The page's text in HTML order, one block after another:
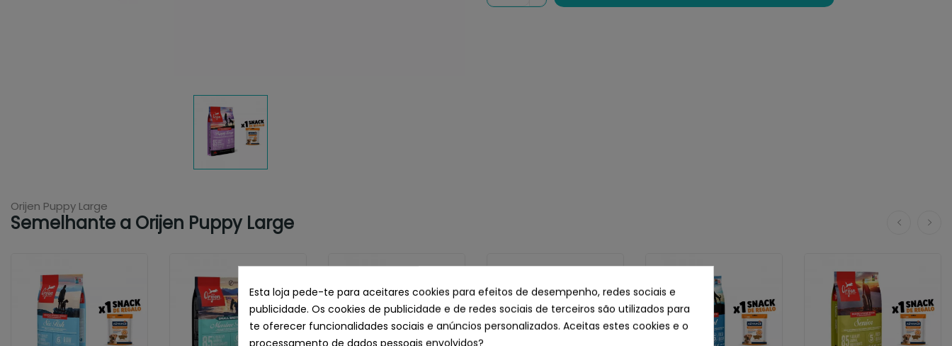
Orijen Puppy Large
Semelhante a Orijen Puppy Large
Esta loja pede-te para aceitares cookies para efeitos de desempenho, redes sociais e
publicidade. Os cookies de publicidade e de redes sociais de terceiros são utilizados para
te oferecer funcionalidades sociais e anúncios personalizados. Aceitas estes cookies e o
processamento de dados pessoais envolvidos?